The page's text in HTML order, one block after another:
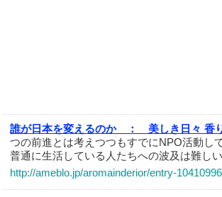
誰が日本を変えるのか ：
美しき日々 香
つの前進とは考えつつもすでにNPO活動し
普通に生活している人たちへの波及は難し
http://ameblo.jp/aromainderior/entry-